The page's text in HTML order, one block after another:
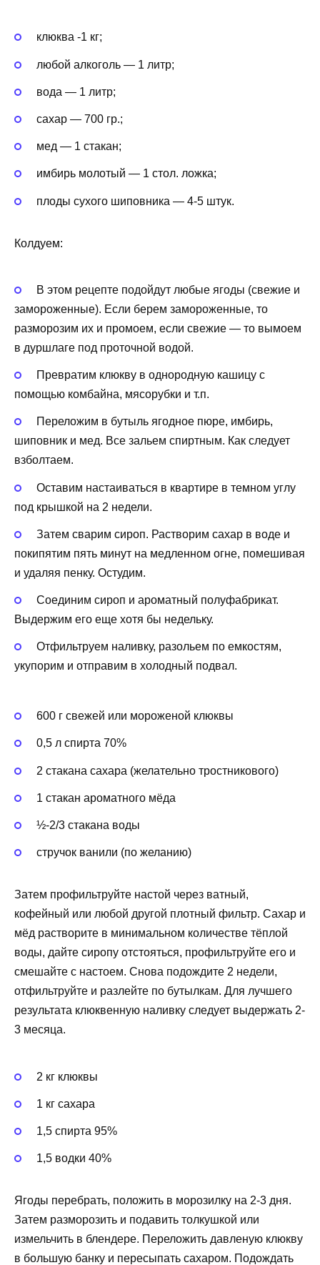
клюква -1 кг;
любой алкоголь — 1 литр;
вода — 1 литр;
сахар — 700 гр.;
мед — 1 стакан;
имбирь молотый — 1 стол. ложка;
плоды сухого шиповника — 4-5 штук.
Колдуем:
В этом рецепте подойдут любые ягоды (свежие и
замороженные). Если берем замороженные, то
разморозим их и промоем, если свежие — то вымоем
в дуршлаге под проточной водой.
Превратим клюкву в однородную кашицу с
помощью комбайна, мясорубки и т.п.
Переложим в бутыль ягодное пюре, имбирь,
шиповник и мед. Все зальем спиртным. Как следует
взболтаем.
Оставим настаиваться в квартире в темном углу
под крышкой на 2 недели.
Затем сварим сироп. Растворим сахар в воде и
покипятим пять минут на медленном огне, помешивая
и удаляя пенку. Остудим.
Соединим сироп и ароматный полуфабрикат.
Выдержим его еще хотя бы недельку.
Отфильтруем наливку, разольем по емкостям,
укупорим и отправим в холодный подвал.
600 г свежей или мороженой клюквы
0,5 л спирта 70%
2 стакана сахара (желательно тростникового)
1 стакан ароматного мёда
½-2/3 стакана воды
стручок ванили (по желанию)
Затем профильтруйте настой через ватный,
кофейный или любой другой плотный фильтр. Сахар и
мёд растворите в минимальном количестве тёплой
воды, дайте сиропу отстояться, профильтруйте его и
смешайте с настоем. Снова подождите 2 недели,
отфильтруйте и разлейте по бутылкам. Для лучшего
результата клюквенную наливку следует выдержать 2-
3 месяца.
2 кг клюквы
1 кг сахара
1,5 спирта 95%
1,5 водки 40%
Ягоды перебрать, положить в морозилку на 2-3 дня.
Затем разморозить и подавить толкушкой или
измельчить в блендере. Переложить давленую клюкву
в большую банку и пересыпать сахаром. Подождать